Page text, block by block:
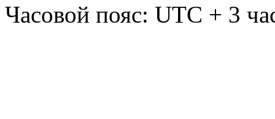
Часовой пояс: UTC + 3